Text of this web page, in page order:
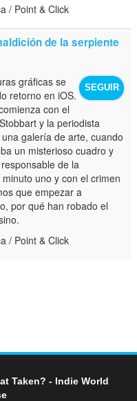
/ Point & Click
de la serpiente
SEGUIR
gráficas se
retorno en iOS.
con el
y la periodista
galería de arte, cuando
un misterioso cuadro y
de la
uno y con el crimen
que empezar a
por qué han robado el
/ Point & Click
Taken? - Indie World